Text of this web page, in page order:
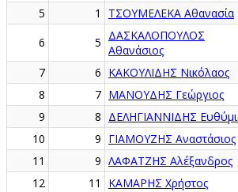
5
1 ΤΣΟΥΜΕΛΕΚΑ Αθανασία
6
5 ΔΑΣΚΑΛΟΠΟΥΛΟΣ
Αθανάσιος
7
6 ΚΑΚΟΥΛΙΔΗΣ Νικόλαος
8
7 ΜΑΝΟΥΔΗΣ Γεώργιος
9
8 ΔΕΛΗΓΙΑΝΝΙΔΗΣ
10
9 ΓΙΑΜΟΥΖΗΣ Αναστάσιος
11
9 ΛΑΦΑΤΖΗΣ Αλέξανδρος
12
11 ΚΑΜΑΡΗΣ Χρήστος